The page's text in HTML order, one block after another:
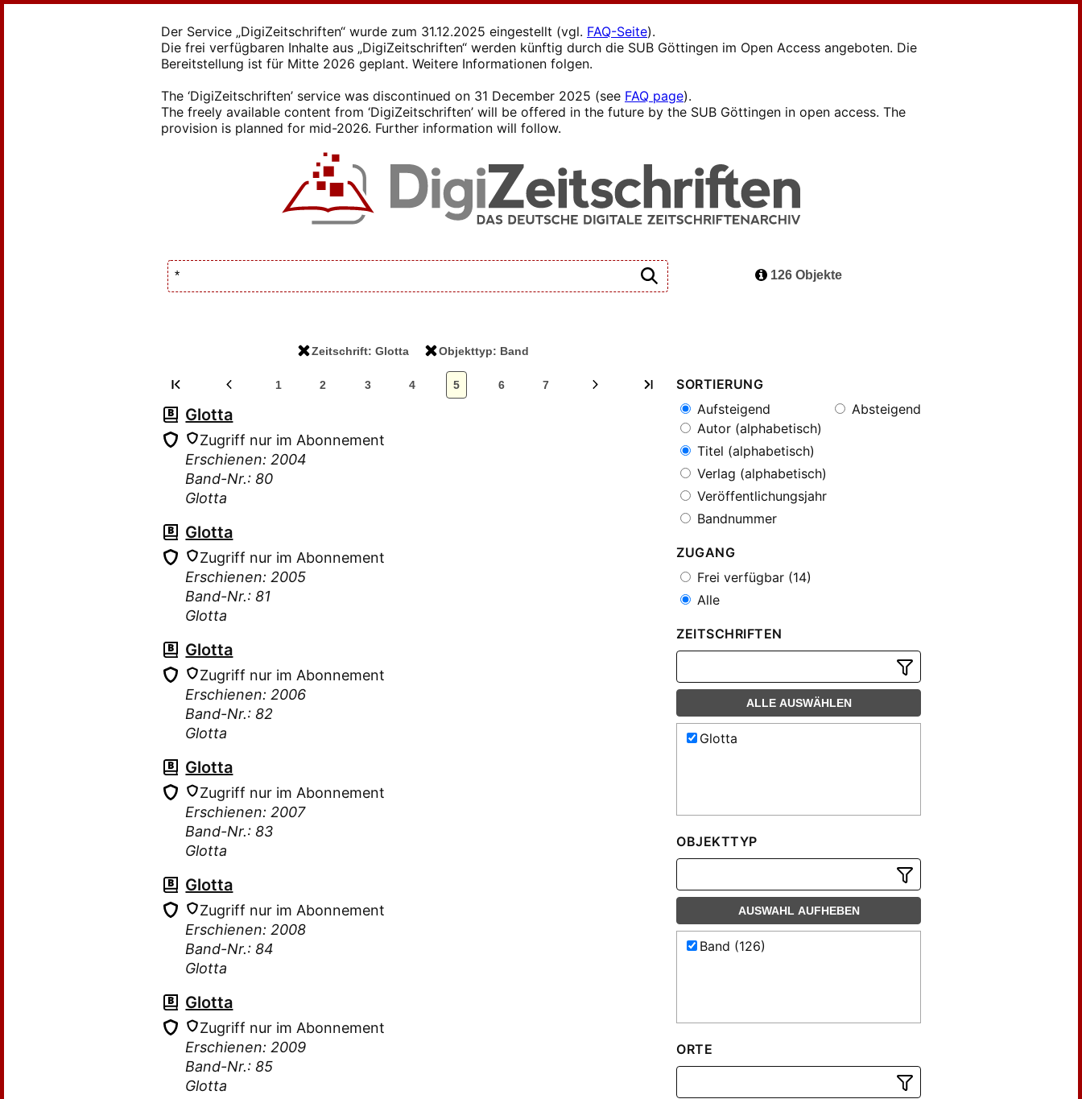
Der Service „DigiZeitschriften“ wurde zum 31.12.2025 eingestellt (vgl. FAQ-Seite).
Die frei verfügbaren Inhalte aus „DigiZeitschriften“ werden künftig durch die SUB Göttingen im Open Access angeboten. Die
Bereitstellung ist für Mitte 2026 geplant. Weitere Informationen folgen.
The ‘DigiZeitschriften’ service was discontinued on 31 December 2025 (see FAQ page).
The freely available content from ‘DigiZeitschriften’ will be offered in the future by the SUB Göttingen in open access. The
provision is planned for mid-2026. Further information will follow.
Zeitschrift: Glotta Objekttyp: Band
126 Objekte
1 2 3 4 5 6 7
Glotta
Zugriff nur im Abonnement
Erschienen: 2004
Band-Nr.: 80
Glotta
Glotta
Zugriff nur im Abonnement
Erschienen: 2005
Band-Nr.: 81
Glotta
Glotta
Zugriff nur im Abonnement
Erschienen: 2006
Band-Nr.: 82
Glotta
Glotta
Zugriff nur im Abonnement
Erschienen: 2007
Band-Nr.: 83
Glotta
Glotta
Zugriff nur im Abonnement
Erschienen: 2008
Band-Nr.: 84
Glotta
Glotta
Zugriff nur im Abonnement
Erschienen: 2009
Band-Nr.: 85
Glotta
SORTIERUNG
Aufsteigend
Absteigend
Autor (alphabetisch)
Titel (alphabetisch)
Verlag (alphabetisch)
Veröffentlichungsjahr
Bandnummer
ZUGANG
Frei verfügbar (14)
Alle
ZEITSCHRIFTEN
ALLE AUSWÄHLEN
Glotta
OBJEKTTYP
AUSWAHL AUFHEBEN
Band (126)
ORTE